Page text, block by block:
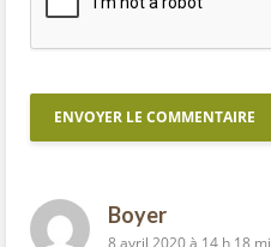
Boyer
8 avril 2020 à 14 h 18